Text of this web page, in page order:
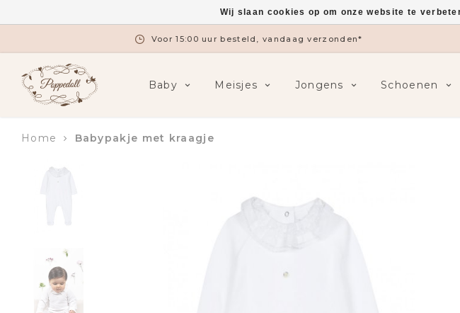
Voor 15:00 uur besteld, vandaag verzonden*
Baby Meisjes Jongens Schoenen
Home Babypakje met kraagje
Wij slaan cookies op om onze website te